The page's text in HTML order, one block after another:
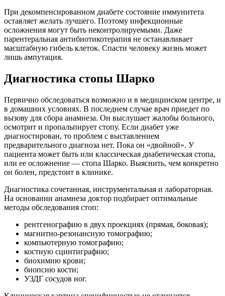
При декомпенсированном диабете состояние иммунитета
оставляет желать лучшего. Поэтому инфекционные
осложнения могут быть неконтролируемыми. Даже
парентеральная антибиотикотерапия не останавливает
масштабную гибель клеток. Спасти человеку жизнь может
лишь ампутация.
Диагностика стопы Шарко
Первично обследоваться возможно и в медицинском центре, и
в домашних условиях. В последнем случае врач приедет по
вызову для сбора анамнеза. Он выслушает жалобы больного,
осмотрит и пропальпирует стопу. Если диабет уже
диагностирован, то проблем с выставлением
предварительного диагноза нет. Пока он «двойной». У
пациента может быть или классическая диабетическая стопа,
или ее осложнение — стопа Шарко. Выяснить, чем конкретно
он болен, предстоит в клинике.
Диагностика сочетанная, инструментальная и лабораторная.
На основании анамнеза доктор подбирает оптимальные
методы обследования стоп:
рентгенографию в двух проекциях (прямая, боковая);
магнитно-резонансную томографию;
компьютерную томографию;
костную сцинтиграфию;
биохимию крови;
биопсию кости;
УЗДГ сосудов ног.